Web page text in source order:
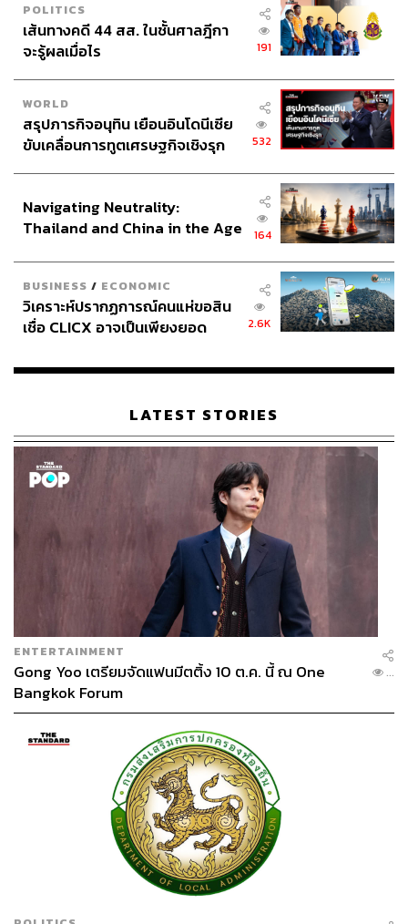
POLITICS
เส้นทางคดี 44 สส. ในชั้นศาลฎีกา
จะรู้ผลเมื่อไร
191
WORLD
สรุปภารกิจอนุทิน เยือนอินโดนีเซีย
ขับเคลื่อนการทูตเศรษฐกิจเชิงรุก
532
Navigating Neutrality:
Thailand and China in the Age
164
BUSINESS / ECONOMIC
วิเคราะห์ปรากฏการณ์คนแห่ขอสิน
เชื่อ CLICX อาจเป็นเพียงยอด
เรือนไทยที่ถูกซุกไว้
2.6K
LATEST STORIES
ENTERTAINMENT
Gong Yoo เตรียมจัดแฟนมีตติ้ง 10 ต.ค. นี้ ณ One
Bangkok Forum
...